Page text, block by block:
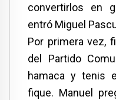
convertirlos en
entró Miguel
Por primera vez,
del Partido
hamaca y tenis
fique. Manuel